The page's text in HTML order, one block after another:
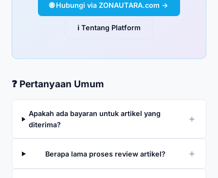
🌐 Hubungi via ZONAUTARA.com →
ℹ️ Tentang Platform
❓ Pertanyaan Umum
Apakah ada bayaran untuk artikel yang
diterima?
＋
Berapa lama proses review artikel? ＋